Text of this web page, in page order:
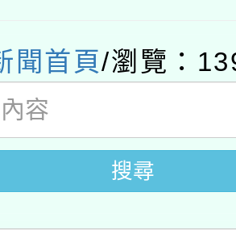
優單位及節水達
孔廟祈福系列
啟航」
桃園地景藝術
聞首頁/瀏覽：
搜尋